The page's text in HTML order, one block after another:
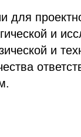
для
и
и